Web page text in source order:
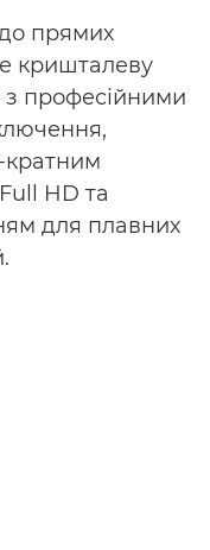
прямих
кришталеву
з професійними
HD та
для плавних